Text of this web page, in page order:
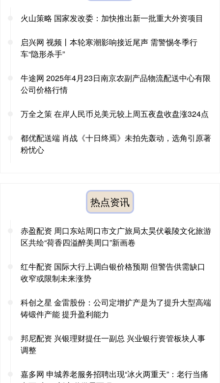
火山策略 国家发改委：加快推出新一批重大外资项目
启兴网 视频丨本轮寒潮影响接近尾声 需警惕冬季行
车“隐形杀手”
牛途网 2025年4月23日南京农副产品物流配送中心有限
公司价格行情
万全之策 在岸人民币兑美元较上周五夜盘收盘涨324点
都优配送端 肖战《十日终焉》未拍先轰动，选角引原著
粉忧心
热点资讯
赤盈配资 周口东站周口市文广旅局太昊伏羲陵文化旅游
区共绘“荷香四溢醉美周口”新画卷
红牛配资 国际大行上调白银价格预期 但警告供需缺口
收窄或限制未来涨势
科创之星 金雷股份：公司定增扩产是为了提升大型高端
铸锻件产能 提升盈利能力
邦尼配资 兴银理财提任一副总 兴业银行资管板块人事
调整
嘉多网 申城养老服务招聘出现“冰火两重天”：老行当痛